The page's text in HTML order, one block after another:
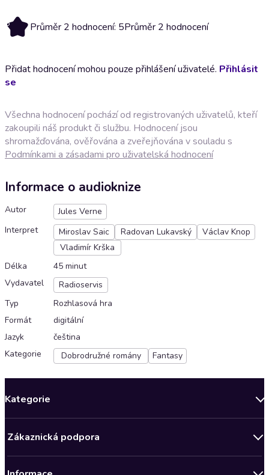
5 Průměr 2 hodnocení: 5Průměr 2 hodnocení
Přidat hodnocení mohou pouze přihlášení uživatelé. Přihlásit
se
Všechna hodnocení pochází od registrovaných uživatelů, kteří
zakoupili náš produkt či službu. Hodnocení jsou
shromažďována, ověřována a zveřejňována v souladu s
Podmínkami a zásadami pro uživatelská hodnocení
Informace o audioknize
Autor
Jules Verne
Interpret
Miroslav Saic Radovan Lukavský
Václav Knop
Vladimír Krška
Délka
45 minut
Vydavatel
Radioservis
Typ
Rozhlasová hra
Formát
digitální
Jazyk
čeština
Kategorie
Dobrodružné romány Fantasy
Kategorie
Bestsellery měsíce
Zákaznická podpora